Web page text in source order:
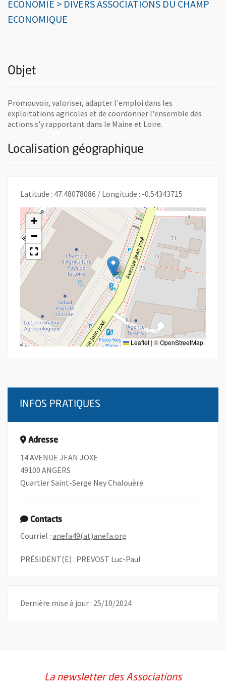
ECONOMIE > DIVERS ASSOCIATIONS DU CHAMP
ECONOMIQUE
Objet
Promouvoir, valoriser, adapter l'emploi dans les
exploitations agricoles et de coordonner l'ensemble des
actions s'y rapportant dans le Maine et Loire.
Localisation géographique
Latitude : 47.48078086 / Longitude : -0.54343715
+
−
Leaflet | ©OpenStreetMap
INFOS PRATIQUES
Adresse
14 AVENUE JEAN JOXE
49100 ANGERS
Quartier Saint-Serge Ney Chalouère
Contacts
Courriel : anefa49(at)anefa.org
PRÉSIDENT(E) : PREVOST Luc-Paul
Dernière mise à jour : 25/10/2024
La newsletter des Associations